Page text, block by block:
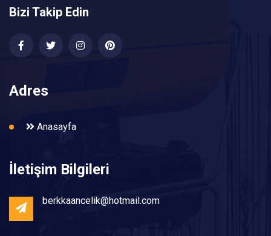
Bizi Takip Edin
Adres
Anasayfa
İletişim Bilgileri
berkkaancelik@hotmail.com